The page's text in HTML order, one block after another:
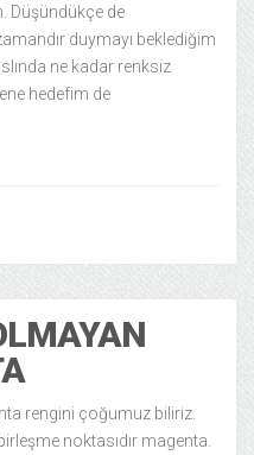
Düşündükçe de
duymayı beklediğim
ne kadar renksiz
hedefim de
rengini çoğumuz biliriz.
noktasıdır magenta.